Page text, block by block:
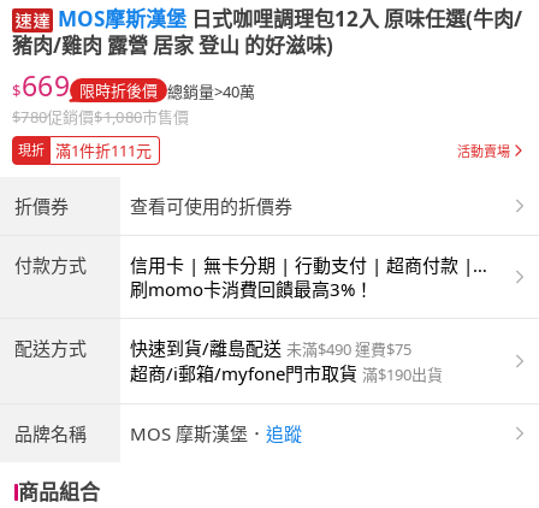
MOS摩斯漢堡 日式咖哩調理包12入 原味任選(牛肉/
豬肉/雞肉 露營 居家 登山 的好滋味)
$669 限時折後價 總銷量>40萬
$780促銷價$1,080市售價
現折 滿1件折111元 活動賣場
折價券 查看可使用的折價券
付款方式
信用卡 | 無卡分期 | 行動支付 | 超商付款 |
ATM | 銀聯卡
刷momo卡消費回饋最高3%！
配送方式 快速到貨/離島配送 未滿$490 運費$75
超商/i郵箱/myfone門市取貨 滿$190出貨
品牌名稱 MOS 摩斯漢堡 ． 追蹤
商品組合